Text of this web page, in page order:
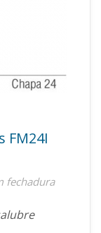
FM24I
fechadura